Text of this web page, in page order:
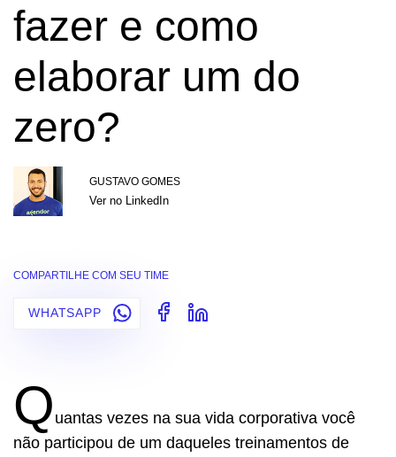
fazer e como
elaborar um do
zero?
GUSTAVO GOMES
Ver no LinkedIn
COMPARTILHE COM SEU TIME
WHATSAPP
Q uantas vezes na sua vida corporativa você
não participou de um daqueles treinamentos de